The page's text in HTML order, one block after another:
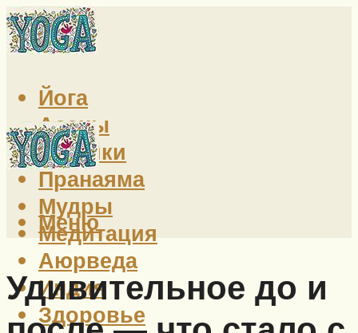
Йога
Асаны
Техники
Пранаяма
Мудры
Медитация
Аюрведа
Индия
Здоровье
Меню
Удивительное до и